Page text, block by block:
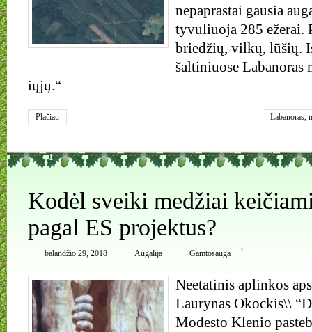
nepaprastai gausia
tyvuliuoja 285 ežerai.
briedžių, vilkų, lūšių.
šaltiniuose Labanoras
iųjų.“
Plačiau Labanoras,
1
Kodėl sveiki medžiai
pagal ES projektus?
balandžio 29, 2018 Augalija
,
Gamtosauga
Neetatinis aplinkos
Laurynas Okockis\\
Modesto Klenio